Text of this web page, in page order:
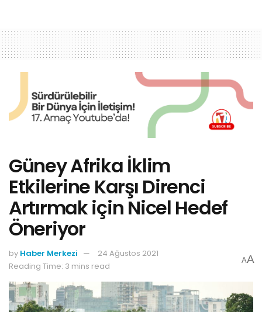
Güney Afrika İklim
Etkilerine Karşı Direnci
Artırmak için Nicel Hedef
Öneriyor
by Haber Merkezi
24 Ağustos 2021
Reading Time: 3 mins read
AA